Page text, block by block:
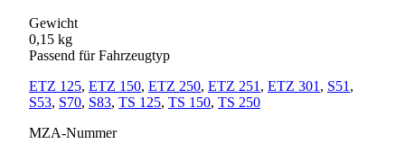
Gewicht
0,15 kg
Passend für Fahrzeugtyp
ETZ 125, ETZ 150, ETZ 250, ETZ 251 , ETZ 301 , S51 ,
S53, S70, S83, TS 125, TS 150, TS 250
MZA-Nummer